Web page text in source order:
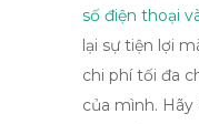
số điện thoại
lại sự tiện lợi
chi phí tối đa
của mình.